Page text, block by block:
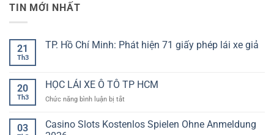
TIN MỚI NHẤT
21
Th3
TP. Hồ Chí Minh: Phát hiện 71 giấy phép lái xe giả
luận
ở
TP.
Minh:
Phát
20
Th3
HỌC LÁI XE Ô TÔ TP HCM
Chức năng bình luận bị tắt
LÁI
XE
03
Casino Slots Kostenlos Spielen Ohne Anmeldung